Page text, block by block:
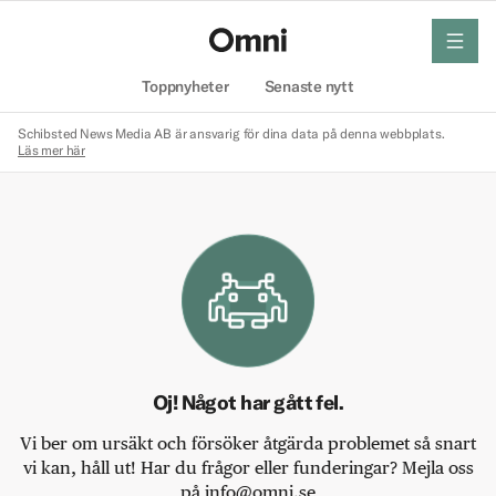
Toppnyheter Senaste nytt
meny
Schibsted News Media AB är ansvarig för dina data på denna webbplats.
Läs mer här
Oj! Något har gått fel.
Vi ber om ursäkt och försöker åtgärda problemet så snart
vi kan, håll ut! Har du frågor eller funderingar? Mejla oss